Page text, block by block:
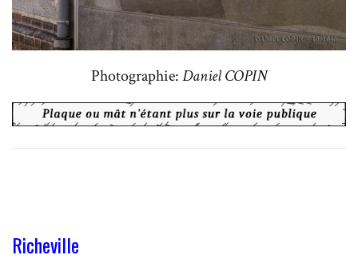
Photographie:Daniel COPIN
Richeville